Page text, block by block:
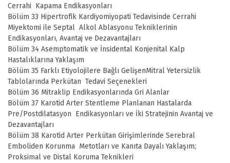
Cerrahi Kapama Endikasyonları
Bölüm 33 Hipertrofik Kardiyomiyopati Tedavisinde Cerrahi
Miyektomi ile Septal Alkol Ablasyonu Tekniklerinin
Endikasyonları, Avantaj ve Dezavantajları
Bölüm 34 Asemptomatik ve İnsidental Konjenital Kalp
Hastalıklarına Yaklaşım
Bölüm 35 Farklı Etiyolojilere Bağlı GelişenMitral Yetersizlik
Tablolarında Perkütan Tedavi Seçenekleri
Bölüm 36 Mitraklip Endikasyonlarında Gri Alanlar
Bölüm 37 Karotid Arter Stentleme Planlanan Hastalarda
Pre/Postdilatasyon Endikasyonları ve İki Stratejinin Avantaj ve
Dezavantajları
Bölüm 38 Karotid Arter Perkütan Girişimlerinde Serebral
Emboliden Korunma Metotları ve Kanıta Dayalı Yaklaşım;
Proksimal ve Distal Koruma Teknikleri